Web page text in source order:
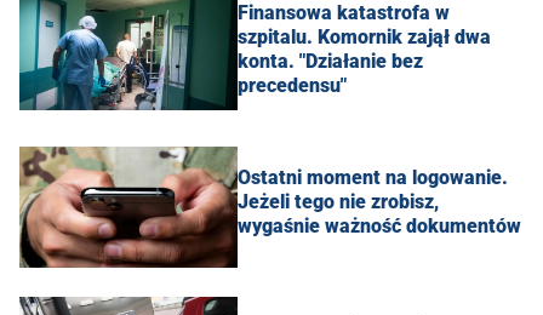
Finansowa katastrofa w
szpitalu. Komornik zajął dwa
konta. "Działanie bez
precedensu"
Ostatni moment na logowanie.
Jeżeli tego nie zrobisz,
wygaśnie ważność dokumentów